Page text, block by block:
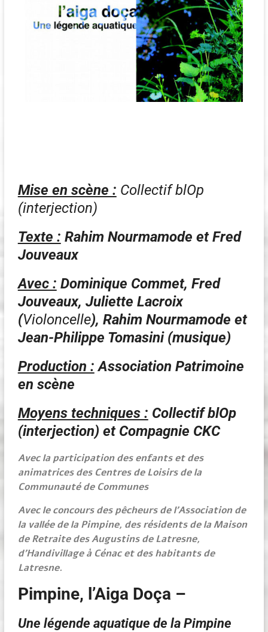
Mise en scène : Collectif blOp
(interjection)
Texte : Rahim Nourmamode et Fred
Jouveaux
Avec : Dominique Commet, Fred
Jouveaux, Juliette Lacroix
(Violoncelle), Rahim Nourmamode et
Jean-Philippe Tomasini (musique)
Production : Association Patrimoine
en scène
Moyens techniques : Collectif blOp
(interjection) et Compagnie CKC
Avec la participation des enfants et des
animatrices des Centres de Loisirs de la
Communauté de Communes
Avec le concours des pêcheurs de l’Association de
la vallée de la Pimpine, des résidents de la Maison
de Retraite des Augustins de Latresne,
d’Handivillage à Cénac et des habitants de
Latresne.
Pimpine, l’Aiga Doça –
Une légende aquatique de la Pimpine